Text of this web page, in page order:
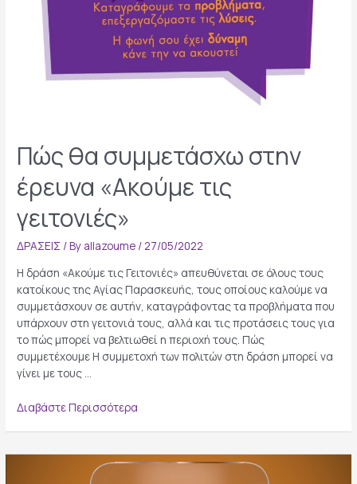
περιοχές
Τσακός
Πώς θα συμμετάσχω στην
έρευνα «Ακούμε τις
γειτονιές»
ΔΡΑΣΕΙΣ / By allazoume /27/05/2022
Η δράση «Ακούμε τις Γειτονιές» απευθύνεται σε όλους τους
κατοίκους της Αγίας Παρασκευής, τους οποίους καλούμε να
συμμετάσχουν σε αυτήν, καταγράφοντας τα προβλήματα που
υπάρχουν στη γειτονιά τους, αλλά και τις προτάσεις τους για
το πώς μπορεί να βελτιωθεί η περιοχή τους. Πώς
συμμετέχουμε Η συμμετοχή των πολιτών στη δράση μπορεί να
γίνει με τους …
Πώς
στην
Διαβάστε Περισσότερα